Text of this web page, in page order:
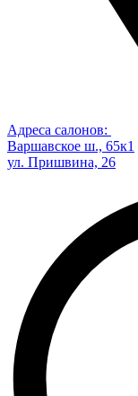
Адреса салонов:
Варшавское ш., 65к1
ул. Пришвина, 26